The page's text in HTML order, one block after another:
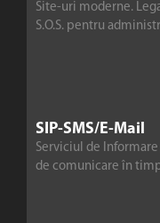
Site-uri moderne.
S.O.S. pentru
SIP-SMS/E-Mail
Serviciul de
de comunicare în